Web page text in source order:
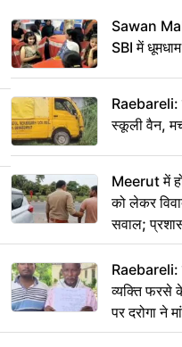
Sawan
SBI में
Raebareli:
स्कूली वैन,
Meerut में
को लेकर
सवाल;
Raebareli:
व्यक्ति फरसे
पर दरोगा ने
कार्रवाई ठंडी!